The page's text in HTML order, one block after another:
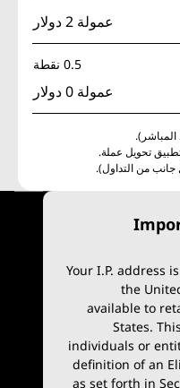
عمولة 2 دولار
0.5 نقطة
عمولة 0 دولار
تحويل عملة.
من التداول).
Your I.P. address
the
available to
States.
individuals or
definition of an
as set forth in
الأسواق
الفوركس
أسهم CFD